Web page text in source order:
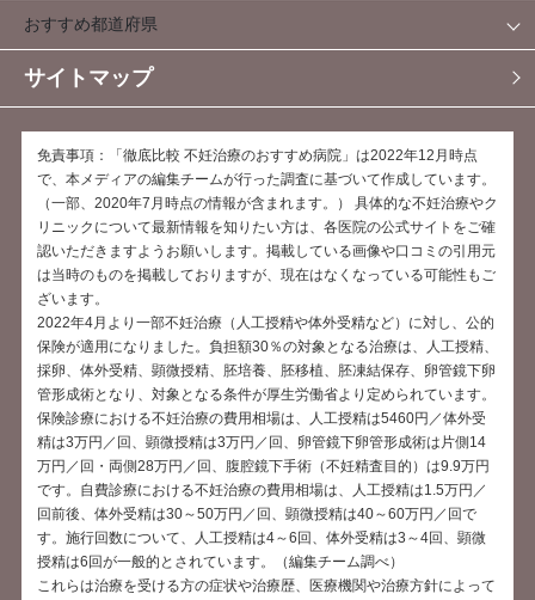
おすすめ都道府県
サイトマップ
免責事項：「徹底比較 不妊治療のおすすめ病院」は2022年12月時点
で、本メディアの編集チームが行った調査に基づいて作成しています。
（一部、2020年7月時点の情報が含まれます。） 具体的な不妊治療やク
リニックについて最新情報を知りたい方は、各医院の公式サイトをご確
認いただきますようお願いします。掲載している画像や口コミの引用元
は当時のものを掲載しておりますが、現在はなくなっている可能性もご
ざいます。
2022年4月より一部不妊治療（人工授精や体外受精など）に対し、公的
保険が適用になりました。負担額30％の対象となる治療は、人工授精、
採卵、体外受精、顕微授精、胚培養、胚移植、胚凍結保存、卵管鏡下卵
管形成術となり、対象となる条件が厚生労働省より定められています。
保険診療における不妊治療の費用相場は、人工授精は5460円／体外受
精は3万円／回、顕微授精は3万円／回、卵管鏡下卵管形成術は片側14
万円／回・両側28万円／回、腹腔鏡下手術（不妊精査目的）は9.9万円
です。自費診療における不妊治療の費用相場は、人工授精は1.5万円／
回前後、体外受精は30～50万円／回、顕微授精は40～60万円／回で
す。施行回数について、人工授精は4～6回、体外受精は3～4回、顕微
授精は6回が一般的とされています。（編集チーム調べ）
これらは治療を受ける方の症状や治療歴、医療機関や治療方針によって